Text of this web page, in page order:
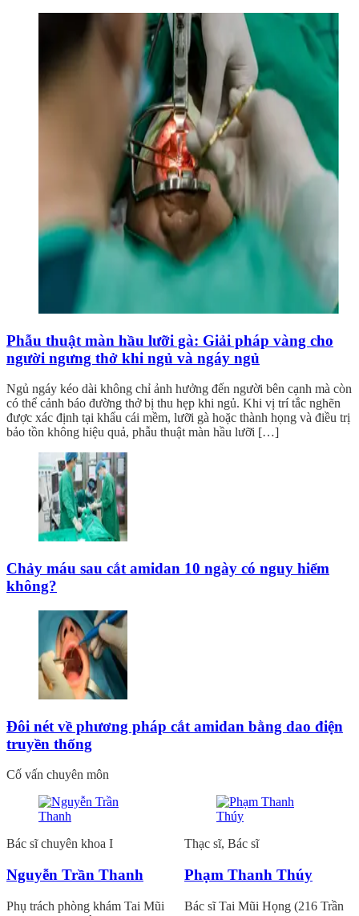
Phẫu thuật màn hầu lưỡi gà: Giải pháp vàng cho
người ngưng thở khi ngủ và ngáy ngủ
Ngủ ngáy kéo dài không chỉ ảnh hưởng đến người bên cạnh mà còn
có thể cảnh báo đường thở bị thu hẹp khi ngủ. Khi vị trí tắc nghẽn
được xác định tại khẩu cái mềm, lưỡi gà hoặc thành họng và điều trị
bảo tồn không hiệu quả, phẫu thuật màn hầu lưỡi […]
Chảy máu sau cắt amidan 10 ngày có nguy hiểm
không?
Đôi nét về phương pháp cắt amidan bằng dao điện
truyền thống
Cố vấn chuyên môn
Bác sĩ chuyên khoa I
Nguyễn Trần Thanh
Phụ trách phòng khám Tai Mũi
Thạc sĩ, Bác sĩ
Phạm Thanh Thúy
Bác sĩ Tai Mũi Họng (216 Trần